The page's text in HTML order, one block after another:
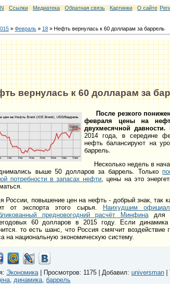
Ссылки Медиатека Обратная связь Картинки О сайте
» Февраль » 18 » Нефть вернулась к 60 долларам за баррель
вернулась к 60 долларам за
После резкого
февраля цены на
двухмесячной давности.
2014 года, в середине
нефть балансируют на
баррель.
Несколько недель в
выше 50 долларов за баррель. Только
потребности в запасах нефти , цены на это
повышение цен на нефть - добрый знак, так
от экспорта этого сырья.
Наихудшим
предновогодний расчёт Минфинадля
60 долларов в 2015 году. Если
то есть шанс, что Россия смягчит воздействие
на национальную экономическую систему.
: Экономика | Просмотров: 1175 | Добавил: universman |
динамика баррель